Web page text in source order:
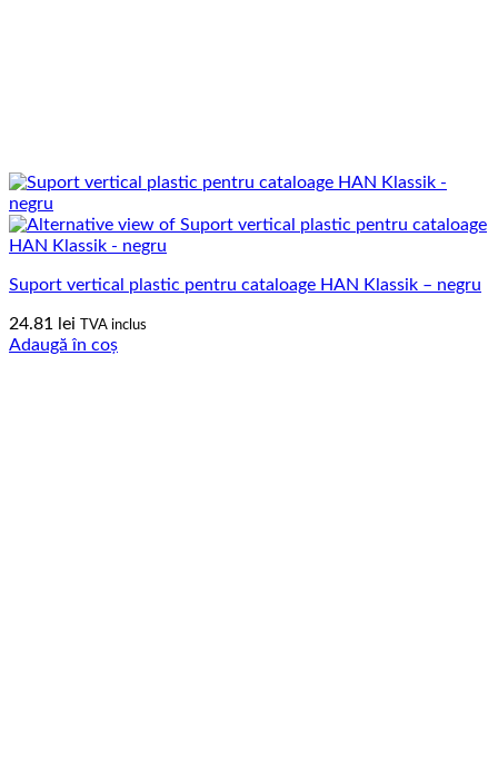
Suport vertical plastic pentru cataloage HAN Klassik – negru
24.81 lei TVA inclus
Adaugă în coș